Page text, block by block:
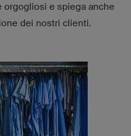
orgogliosi e spiega anche
dei nostri clienti.